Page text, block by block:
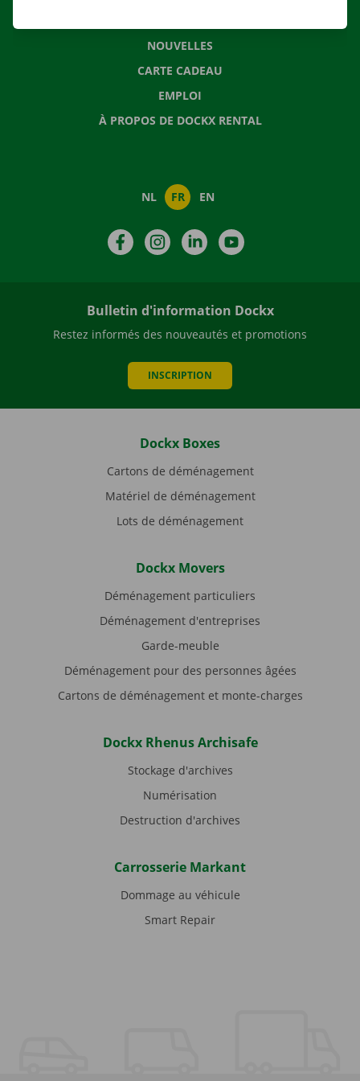
NOUVELLES
CARTE CADEAU
EMPLOI
À PROPOS DE DOCKX RENTAL
NL FR EN
FacebookInstagramLinkedIn
Bulletin d'information Dockx
Restez informés des nouveautés et promotions
INSCRIPTION
Dockx Boxes
Cartons de déménagement
Matériel de déménagement
Lots de déménagement
Dockx Movers
Déménagement particuliers
Déménagement d'entreprises
Garde-meuble
Déménagement pour des personnes âgées
Cartons de déménagement et monte-charges
Dockx Rhenus Archisafe
Stockage d'archives
Numérisation
Destruction d'archives
Carrosserie Markant
Dommage au véhicule
Smart Repair